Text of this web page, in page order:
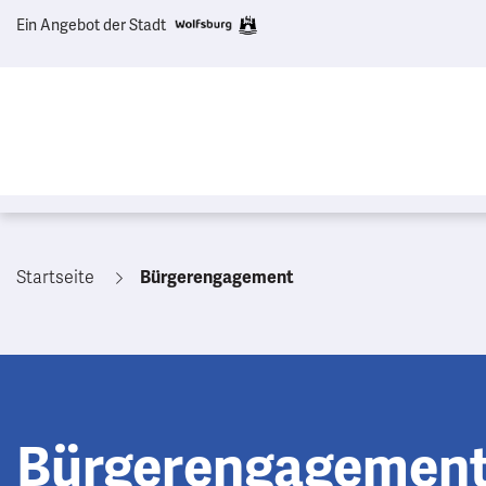
Ein Angebot der Stadt
Startseite Bürgerengagement